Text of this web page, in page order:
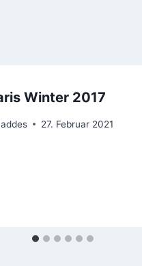
Winter 2017
27. Februar 2021